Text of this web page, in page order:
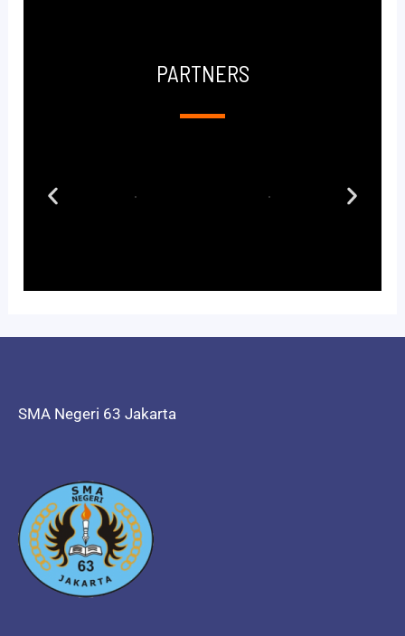
PARTNERS
SMA Negeri 63 Jakarta